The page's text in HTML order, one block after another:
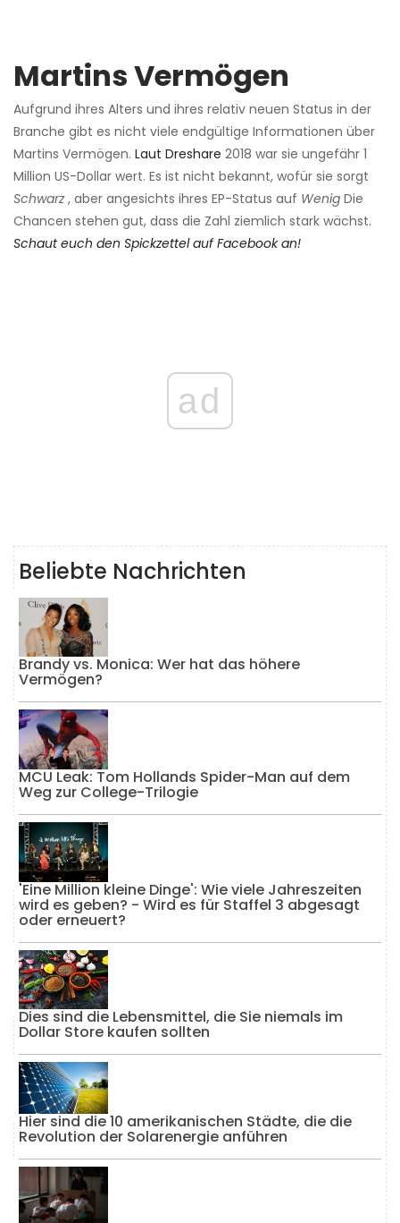
Martins Vermögen
Aufgrund ihres Alters und ihres relativ neuen Status in der
Branche gibt es nicht viele endgültige Informationen über
Martins Vermögen. Laut Dreshare 2018 war sie ungefähr 1
Million US-Dollar wert. Es ist nicht bekannt, wofür sie sorgt
Schwarz, aber angesichts ihres EP-Status auf Wenig Die
Chancen stehen gut, dass die Zahl ziemlich stark wächst.
Schaut euch den Spickzettel auf Facebook an!
ad
Beliebte Nachrichten
Brandy vs. Monica: Wer hat das höhere
Vermögen?
MCU Leak: Tom Hollands Spider-Man auf dem
Weg zur College-Trilogie
'Eine Million kleine Dinge': Wie viele Jahreszeiten
wird es geben? - Wird es für Staffel 3 abgesagt
oder erneuert?
Dies sind die Lebensmittel, die Sie niemals im
Dollar Store kaufen sollten
Hier sind die 10 amerikanischen Städte, die die
Revolution der Solarenergie anführen